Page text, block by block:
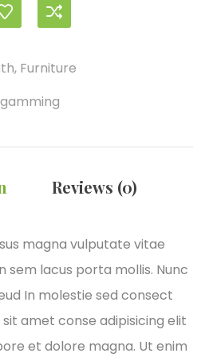
, Furniture
Reviews (0)
magna vulputate vitae
sem lacus porta mollis. Nunc
In molestie sed consect
amet conse adipisicing elit
et dolore magna. Ut enim